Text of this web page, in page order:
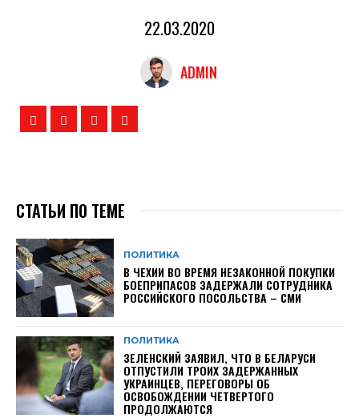
22.03.2020
ADMIN
СТАТЬИ ПО ТЕМЕ
ПОЛИТИКА
В ЧЕХИИ ВО ВРЕМЯ НЕЗАКОННОЙ ПОКУПКИ
БОЕПРИПАСОВ ЗАДЕРЖАЛИ СОТРУДНИКА
РОССИЙСКОГО ПОСОЛЬСТВА – СМИ
ПОЛИТИКА
ЗЕЛЕНСКИЙ ЗАЯВИЛ, ЧТО В БЕЛАРУСИ
ОТПУСТИЛИ ТРОИХ ЗАДЕРЖАННЫХ
УКРАИНЦЕВ, ПЕРЕГОВОРЫ ОБ
ОСВОБОЖДЕНИИ ЧЕТВЕРТОГО
ПРОДОЛЖАЮТСЯ